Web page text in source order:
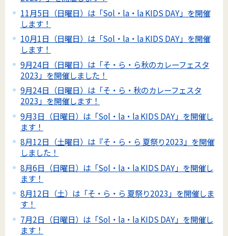
11月5日（日曜日）は「Sol・la・la KIDS DAY」を開催
します！
10月1日（日曜日）は「Sol・la・la KIDS DAY」を開催
します！
9月24日（日曜日）は「そ・ら・ら秋のカレーフェスタ
2023」を開催しました！
9月24日（日曜日）は「そ・ら・秋のカレーフェスタ
2023」を開催します！
9月3日（日曜日）は「Sol・la・la KIDS DAY」を開催し
ます！
8月12日（土曜日）は『そ・ら・ら 夏祭り2023』を開催
しました！
8月6日（日曜日）は「Sol・la・la KIDS DAY」を開催し
ます！
8月12日（土）は「そ・ら・ら 夏祭り2023」を開催しま
す！
7月2日（日曜日）は「Sol・la・la KIDS DAY」を開催し
ます！